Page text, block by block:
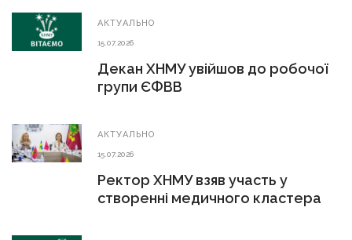
АКТУАЛЬНО
15.07.2026
Декан ХНМУ увійшов до робочої
групи ЄФВВ
АКТУАЛЬНО
15.07.2026
Ректор ХНМУ взяв участь у
створенні медичного кластера